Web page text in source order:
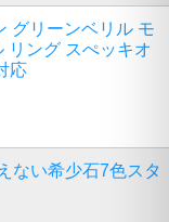
グリーンベリル モ
リング スぺッキオ
応
ない希少石7色スタ